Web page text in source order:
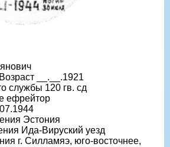
__.__.1921
службы 120 гв. сд
ефрейтор
Эстония
Ида-Вируский уезд
г. Силламяэ, юго-восточнее,